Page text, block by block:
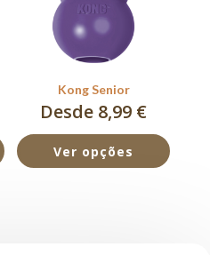
Kong Senior
Desde 8,99 €
Ver opções